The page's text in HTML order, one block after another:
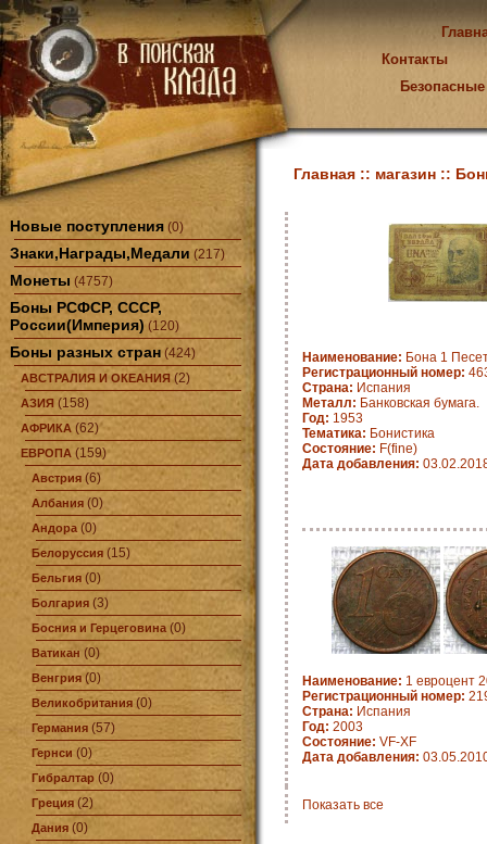
Контакты
Новые поступления (0)
Знаки,Награды,Медали (217)
Монеты (4757)
Боны РСФСР, СССР,
России(Империя) (120)
Боны разных стран (424)
АВСТРАЛИЯ И ОКЕАНИЯ(2)
АЗИЯ (158)
АФРИКА (62)
ЕВРОПА (159)
Австрия (6)
Албания (0)
Андора (0)
Белоруссия (15)
Бельгия (0)
Болгария (3)
Босния и Герцеговина(0)
Ватикан (0)
Венгрия (0)
Великобритания (0)
Германия (57)
Гернси (0)
Гибралтар (0)
Греция (2)
Дания (0)
Главная :: магазин ::
Наименование: Бона 1
Регистрационный номер:
Страна: Испания
Металл: Банковская бумага.
Год: 1953
Тематика: Бонистика
Состояние: F(fine)
Дата добавления:
Наименование: 1 евроцент
Регистрационный номер:
Страна: Испания
Год: 2003
Состояние: VF-XF
Дата добавления:
Показать все